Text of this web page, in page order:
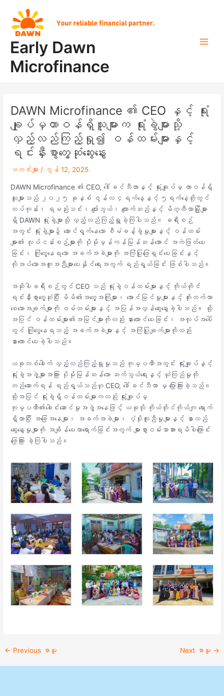
content
Early Dawn
Microfinance
DAWN Microfinance ၏ CEO နှင့် ရုံး
ချုပ်မှတာဝန်ရှိသူများက ရုံးခွဲများသို့
လှည့်လည်ကြည့်ရှု၍ ဝန်ထမ်းများနှင့်
ရင်းနှီးစွာတွေ့ဆုံဆွေးနွေး
သတင်းများ / ဇွန် 12, 2025
DAWN Microfinance ၏ CEO, ဒေါ်ခင်သီတာနှင့် ရုံးချုပ်မှ တာဝန်ရှိ
သူများသည် ၂၀၂၅ ခုနှစ် ဇွန်လ ၄ရက်နေ့နှင့် ၅ရက်နေ့တို့တွင်
တပ်ကုန်း၊ ရမည်းသင်း၊ ပျော်ဘွယ်၊ ကျောက်ဆည်နှင့် မိတ္ထီလာမြို့များ
ရှိ DAWN ရုံးခွဲများသို့ လှည့်လည်ကြည့်ရှု့ခဲ့ကြပါသည်။ ခရီးစဉ်
အတွင်း ရုံးခွဲများ၌ ဆောင်ရွက်နေသော စီမံခန့်ခွဲမှုများနှင့် ဝန်ထမ်း
များ၏ လုပ်ငန်းစဉ်များကို ပိုမိုမှန်ကန်မြန်ဆန်အောင် အကဲဖြတ်ပေး
ခြင်း၊ ကြုံတွေ့နေရသော အခက်အခဲများကို အကြံပြုဖြေရှင်းပေးခြင်းနှင့်
လိုအပ်သောအကူအညီများပေးနိုင်ရေးအတွက် ရည်ရွယ်ခြင်း ဖြစ်ပါသည်။
အဆိုပါခရီးစဉ်တွင် CEO သည် ရုံးခွဲဝန်ထမ်းများနှင့် ကိုယ်တိုင်
ရင်းနှီးစွာတွေ့ဆုံပြီး မိမိ၏အတွေ့အကြုံများ၊ အောင်မြင်မှုများနှင့် တိုးတက်လာ
စေသောအချက်များကို ဝမ်ထမ်းများနှင့် အပြန်အလှန်ဆွေးနွေးခဲ့ပါသည်။ ထို့
အပြင် ဝန်ထမ်းများ၏အမြင်များကိုလည်း နားထောင်ပေးခြင်း၊ အလုပ်အပေါ်
တွင် ကြုံတွေ့နေရသည့် အခက်အခဲများနှင့် အကြံပြုချက်များကိုလည်း
နားထောင်ပေးခဲ့ပါသည်။
ယခုတစ်ခေါက် လှည့်လည်ကြည့်ရှုမှုသည် ကုမ္ပဏီအတွင်း ရုံးချုပ်နှင့်
ရုံးခွဲအဖွဲ့များအကြား ပိုမိုမြန်ဆန်သော ဆက်သွယ်ရေးနှင့် ယုံကြည်မှုကို
တည်ဆောက်ရန် ရည်ရွယ်သည်ဟု CEO, ဒေါ်ခင်သီတာ မှ ပြောကြားခဲ့သည်။
ထို့အပြင် ရုံးခွဲရှိဝန်ထမ်းများကလည်း ရုံးချုပ်မှ
ကုမ္ပဏီ၏ခေါင်းဆောင်မှုအဖွဲ့အနေဖြင့် ယခုလို ကိုယ်တိုင်ကိုယ်ကျ ရောက်
ရှိလာပြီး အခြေအနေများ၊ အခက်အခဲများ၊ ပံ့ပိုးကူညီမှုများနှင့် နားလည်
ဆွေးနွေးမှုများကို အချိန်ပေးလာရောက်ခြင်းအတွက် များစွာဝမ်းသာအားရမိပါကြောင်း
ဖြေကြား ခဲ့ကြပါသည်။
navigation
← Previous စာမူ Next စာမူ →